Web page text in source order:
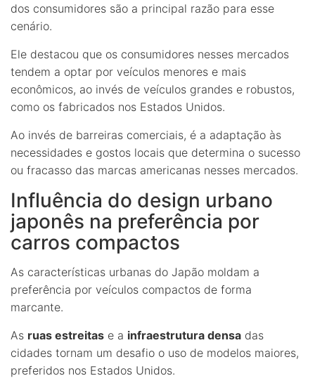
dos consumidores são a principal razão para esse
cenário.
Ele destacou que os consumidores nesses mercados
tendem a optar por veículos menores e mais
econômicos, ao invés de veículos grandes e robustos,
como os fabricados nos Estados Unidos.
Ao invés de barreiras comerciais, é a adaptação às
necessidades e gostos locais que determina o sucesso
ou fracasso das marcas americanas nesses mercados.
Influência do design urbano
japonês na preferência por
carros compactos
As características urbanas do Japão moldam a
preferência por veículos compactos de forma
marcante.
As ruas estreitas e a infraestrutura densa das
cidades tornam um desafio o uso de modelos maiores,
preferidos nos Estados Unidos.